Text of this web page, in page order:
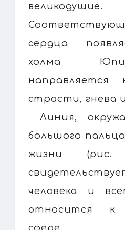
великодушие.
сердца
холма
направляется
страсти, гнева
Линия,
большого
жизни
человека и
относится к
сфере.